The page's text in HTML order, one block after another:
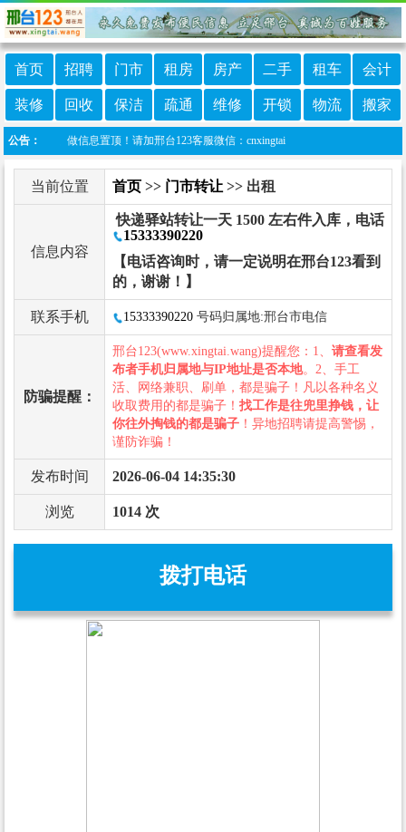
首页 招聘 门市 租房 房产 二手 租车 会计
装修 回收 保洁 疏通 维修 开锁 物流 搬家
公告：
做推广、做信息置顶！请加邢台123客服微信：cnxingtai
当前位置 首页 >> 门市转让 >> 出租
信息内容
快递驿站转让一天 1500 左右件入库，电话
15333390220
【电话咨询时，请一定说明在邢台123看到
的，谢谢！】
联系手机 15333390220 号码归属地:邢台市电信
防骗提醒：
邢台123(www.xingtai.wang)提醒您：1、 请查看发
布者手机归属地与IP地址是否本地。2、手工
活、网络兼职、刷单，都是骗子！凡以各种名义
收取费用的都是骗子！ 找工作是往兜里挣钱，让
你往外掏钱的都是骗子 ！异地招聘请提高警惕，
谨防诈骗！
发布时间 2026-06-04 14:35:30
浏览 1014 次
拨打电话